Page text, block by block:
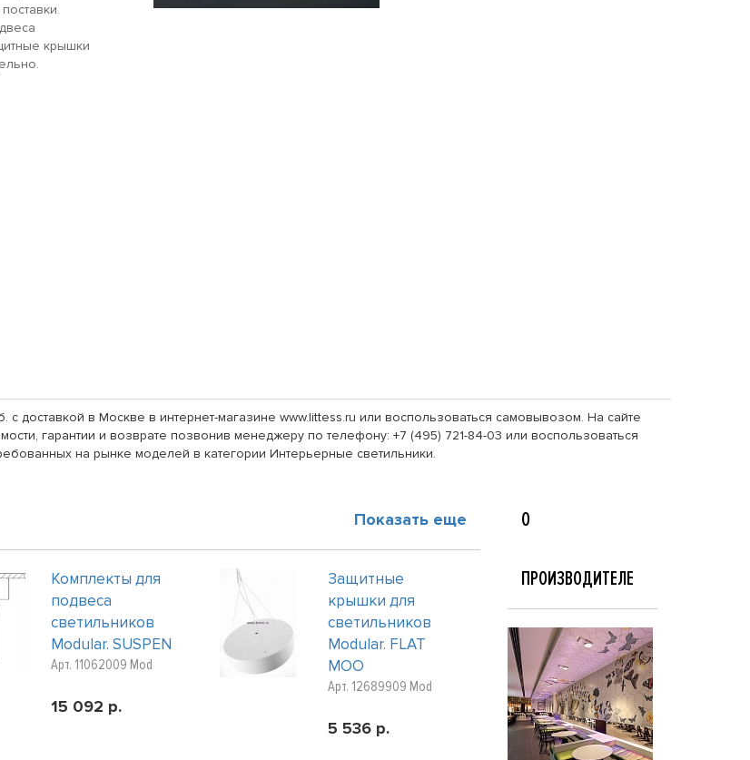
крышки
с доставкой в Москве в интернет-магазине www.littess.ru или воспользоваться самовывозом. На сайте
гарантии и возврате позвонив менеджеру по телефону: +7 (495) 721-84-03 или воспользоваться
на рынке моделей в категории Интерьерные светильники.
Показать еще
Комплекты для
подвеса
светильников
Modular. SUSPEN
Арт. 11062009 Mod
15 092 р.
Защитные
крышки для
светильников
Modular. FLAT
MOO
Арт. 12689909 Mod
5 536 р.
О
ПРОИЗВОДИТЕЛЕ